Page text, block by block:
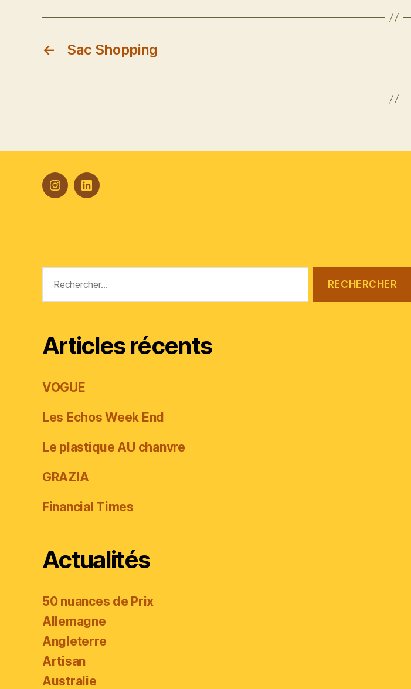
← Sac Shopping
#PlasticanaLinkedin
Articles récents
VOGUE
Les Echos Week End
Le plastique AU chanvre
GRAZIA
Financial Times
Actualités
50 nuances de Prix
Allemagne
Angleterre
Artisan
Australie